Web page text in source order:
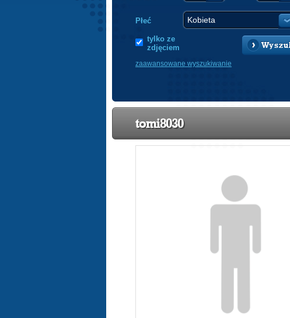
Płeć
tylko ze
zdjęciem
zaawansowane wyszukiwanie
tomi8030